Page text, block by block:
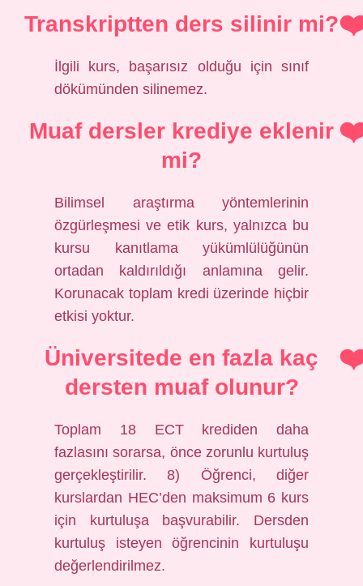
Transkriptten ders silinir mi?
İlgili kurs, başarısız olduğu için sınıf
dökümünden silinemez.
Muaf dersler krediye eklenir
mi?
Bilimsel araştırma yöntemlerinin
özgürleşmesi ve etik kurs, yalnızca bu
kursu kanıtlama yükümlülüğünün
ortadan kaldırıldığı anlamına gelir.
Korunacak toplam kredi üzerinde hiçbir
etkisi yoktur.
Üniversitede en fazla kaç
dersten muaf olunur?
Toplam 18 ECT krediden daha
fazlasını sorarsa, önce zorunlu kurtuluş
gerçekleştirilir. 8) Öğrenci, diğer
kurslardan HEC’den maksimum 6 kurs
için kurtuluşa başvurabilir. Dersden
kurtuluş isteyen öğrencinin kurtuluşu
değerlendirilmez.